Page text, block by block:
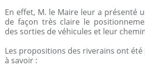
En effet, M. le Maire leur a présenté
de façon très claire le
des sorties de véhicules et leur
Les propositions des riverains ont
à savoir :